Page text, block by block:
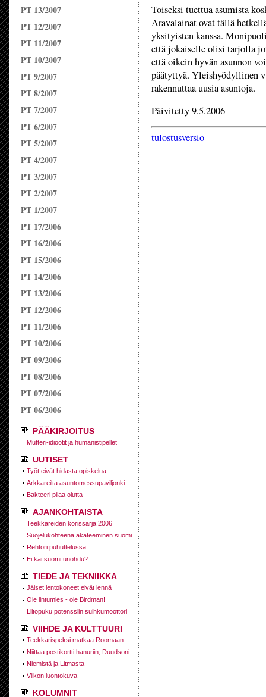
PT 13/2007
PT 12/2007
PT 11/2007
PT 10/2007
PT 9/2007
PT 8/2007
PT 7/2007
PT 6/2007
PT 5/2007
PT 4/2007
PT 3/2007
PT 2/2007
PT 1/2007
PT 17/2006
PT 16/2006
PT 15/2006
PT 14/2006
PT 13/2006
PT 12/2006
PT 11/2006
PT 10/2006
PT 09/2006
PT 08/2006
PT 07/2006
PT 06/2006
PÄÄKIRJOITUS
Mutteri-idiootit ja humanistipellet
UUTISET
Työt eivät hidasta opiskelua
Arkkareilta asuntomessupaviljonki
Bakteeri pilaa olutta
AJANKOHTAISTA
Teekkareiden korissarja 2006
Suojelukohteena akateeminen suomi
Rehtori puhuttelussa
Ei kai suomi unohdu?
TIEDE JA TEKNIIKKA
Jäiset lentokoneet eivät lennä
Ole lintumies - ole Birdman!
Liitopuku potenssiin suihkumoottori
VIIHDE JA KULTTUURI
Teekkarispeksi matkaa Roomaan
Niittaa postikortti hanuriin, Duudsoni
Niemistä ja Litmasta
Viikon luontokuva
KOLUMNIT
Toiseksi tuettua asumista
Aravalainat ovat tällä
yksityisten kanssa.
että jokaiselle olisi tarjolla
että oikein hyvän asunnon
päätyttyä. Yleishyödyllinen
rakennuttaa uusia asuntoja.
Päivitetty 9.5.2006
tulostusversio